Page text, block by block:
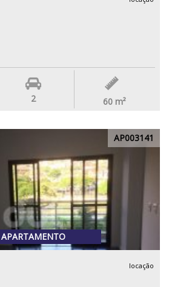
2 60 m²
AP003141
APARTAMENTO
locação